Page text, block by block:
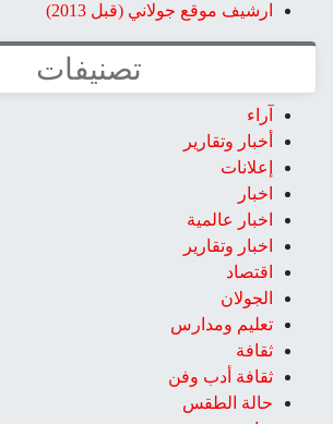
ارشيف موقع جولاني (قبل 2013)
تصنيفات
آراء
أخبار وتقارير
إعلانات
اخبار
اخبار عالمية
اخبار وتقارير
اقتصاد
الجولان
تعليم ومدارس
ثقافة
ثقافة أدب وفن
حالة الطقس